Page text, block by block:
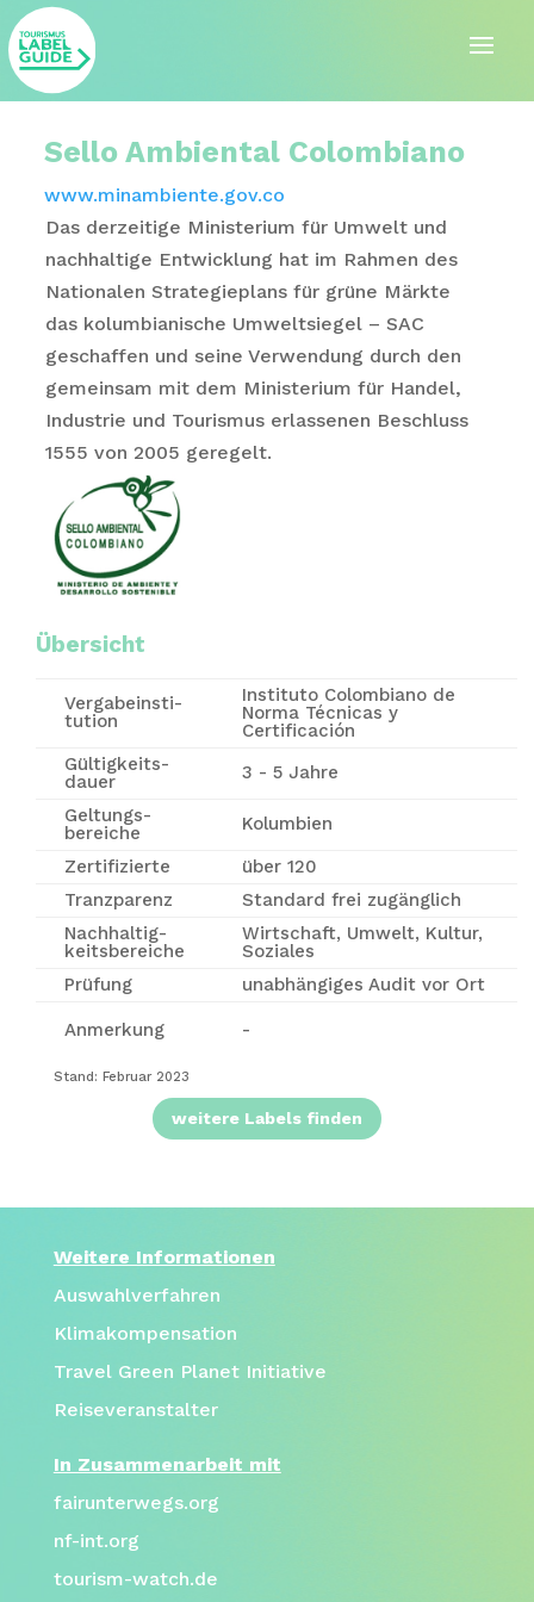
Sello Ambiental Colombiano
www.minambiente.gov.co
Das derzeitige Ministerium für Umwelt und
nachhaltige Entwicklung hat im Rahmen des
Nationalen Strategieplans für grüne Märkte
das kolumbianische Umweltsiegel – SAC
geschaffen und seine Verwendung durch den
gemeinsam mit dem Ministerium für Handel,
Industrie und Tourismus erlassenen Beschluss
1555 von 2005 geregelt.
Übersicht
Vergabe­insti­
tution
Instituto Colombiano de
Norma Técnicas y
Certificación
Gültigkeits-
dauer
3 - 5 Jahre
Geltungs-
bereiche
Kolumbien
Zertifizierte
über 120
Tranzparenz
Standard frei zugänglich
Nachhaltig-
keitsbereiche
Wirtschaft, Umwelt, Kultur,
Soziales
Prüfung
unabhängiges Audit vor Ort
Anmerkung -
Stand: Februar 2023
weitere Labels finden
Weitere Informationen
Auswahlverfahren
Klimakompensation
Travel Green Planet Initiative
Reiseveranstalter
In Zusammenarbeit mit
fairunterwegs.org
nf-int.org
tourism-watch.de